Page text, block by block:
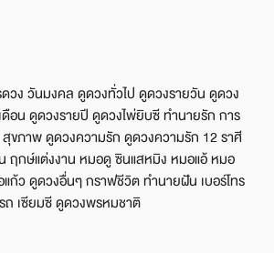
วง วันมงคล ดูดวงทั่วไป ดูดวงรายวัน ดูดวง
อน ดูดวงรายปี ดูดวงไพ่ยิบซี ทำนายรัก การ
สุขภาพ ดูดวงความรัก ดูดวงความรัก 12 ราศี
ฤกษ์แต่งงาน หมอดู ซินแสหมิง หมอแอ้ หมอ
ก้ว ดูดวงอื่นๆ กราฟชีวิต ทำนายฝัน เบอร์โทร
ถ เซียมซี ดูดวงพรหมชาติ